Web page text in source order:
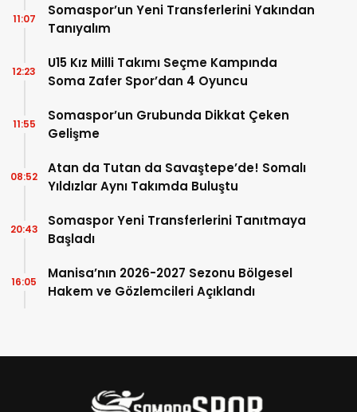
Somaspor’un Yeni Transferlerini Yakından
Tanıyalım
11:07
U15 Kız Milli Takımı Seçme Kampında
Soma Zafer Spor’dan 4 Oyuncu
12:23
Somaspor’un Grubunda Dikkat Çeken
Gelişme
11:55
Atan da Tutan da Savaştepe’de! Somalı
Yıldızlar Aynı Takımda Buluştu
08:52
Somaspor Yeni Transferlerini Tanıtmaya
Başladı
20:43
Manisa’nın 2026-2027 Sezonu Bölgesel
Hakem ve Gözlemcileri Açıklandı
16:05